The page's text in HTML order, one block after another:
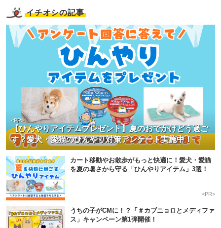
イチオシの記事
【ひんやりアイテムプレゼント】夏のおでかけどう過ご
す？愛犬・愛猫のひんやり対策アンケート実施中！
<PR>
カート移動やお散歩がもっと快適に！愛犬・愛猫
を夏の暑さから守る「ひんやりアイテム」3選！
<PR>
うちの子がCMに！？「＃カブニョロとメディファ
ス」キャンペーン第1弾開催！